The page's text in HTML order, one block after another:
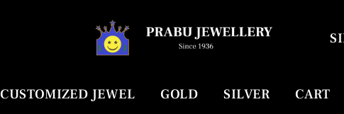
CUSTOMIZED JEWEL GOLD SILVER CART